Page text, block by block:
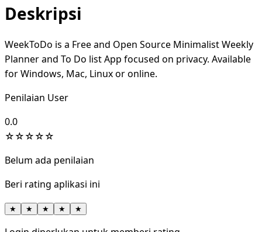
Deskripsi
WeekToDo is a Free and Open Source Minimalist Weekly
Planner and To Do list App focused on privacy. Available
for Windows, Mac, Linux or online.
Penilaian User
0.0
☆☆☆☆☆
Belum ada penilaian
Beri rating aplikasi ini
★ ★ ★ ★ ★